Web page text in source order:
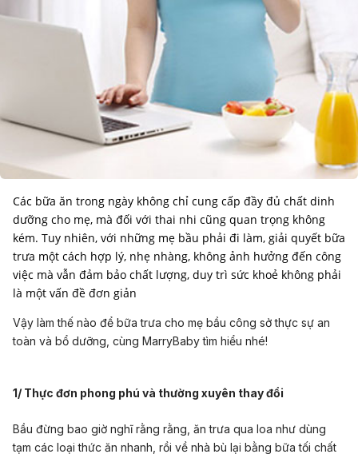
Các bữa ăn trong ngày không chỉ cung cấp đầy đủ chất dinh
dưỡng cho mẹ, mà đối với thai nhi cũng quan trọng không
kém. Tuy nhiên, với những mẹ bầu phải đi làm, giải quyết bữa
trưa một cách hợp lý, nhẹ nhàng, không ảnh hưởng đến công
việc mà vẫn đảm bảo chất lượng, duy trì sức khoẻ không phải
là một vấn đề đơn giản
Vậy làm thế nào để bữa trưa cho mẹ bầu công sở thực sự an
toàn và bổ dưỡng, cùng MarryBaby tìm hiểu nhé!
1/ Thực đơn phong phú và thường xuyên thay đổi
Bầu đừng bao giờ nghĩ rằng rằng, ăn trưa qua loa như dùng
tạm các loại thức ăn nhanh, rồi về nhà bù lại bằng bữa tối chất